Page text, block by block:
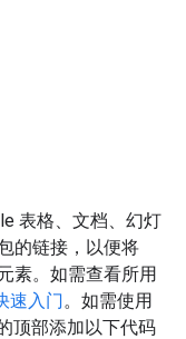
表格、文档、幻灯
的链接，以便将
素。如需查看所用
速入门。如需使用
顶部添加以下代码